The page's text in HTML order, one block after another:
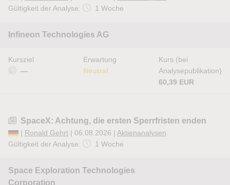
Gültigkeit der Analyse:
1 Woche
Infineon Technologies AG
Kursziel
—
Erwartung
Neutral
Kurs (bei
Analysepublikation)
60,39 EUR
SpaceX: Achtung, die ersten Sperrfristen enden
| Ronald Gehrt | 06.08.2026 | Aktienanalysen
Gültigkeit der Analyse:
1 Woche
Space Exploration Technologies
Corporation